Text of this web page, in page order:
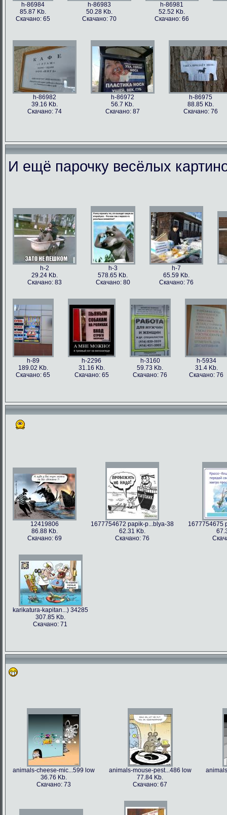
h-86984
85.87 Kb.
Скачано: 65
h-86983
50.28 Kb.
Скачано: 70
h-86981
52.52 Kb.
Скачано: 66
h-86982
39.16 Kb.
Скачано: 74
h-86972
56.7 Kb.
Скачано: 87
h-86975
88.85 Kb.
Скачано: 76
И ещё парочку весёлых
h-2
29.24 Kb.
Скачано: 83
h-3
578.65 Kb.
Скачано: 80
h-7
65.59 Kb.
Скачано: 76
h-89
189.02 Kb.
Скачано: 65
h-2296
31.16 Kb.
Скачано: 65
h-3160
59.73 Kb.
Скачано: 76
h-5934
31.4 Kb.
Скачано: 76
12419806
86.88 Kb.
Скачано: 69
1677754672 papik-p...blya-38
62.31 Kb.
Скачано: 76
1677754675
karikatura-kapitan...) 34285
307.85 Kb.
Скачано: 71
animals-cheese-mic...599 low
36.76 Kb.
Скачано: 73
animals-mouse-pest...486 low
77.84 Kb.
Скачано: 67